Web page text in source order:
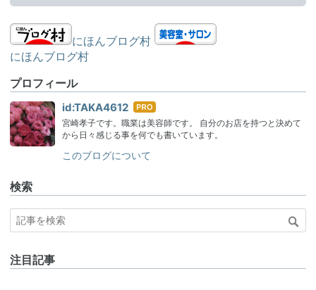
にほんブログ村
にほんブログ村
プロフィール
id:TAKA4612 はて
なブ
ログ
宮崎孝子です。職業は美容師です。 自分のお店を持つと決めて
から日々感じる事を何でも書いています。
このブログについて
検索
注目記事